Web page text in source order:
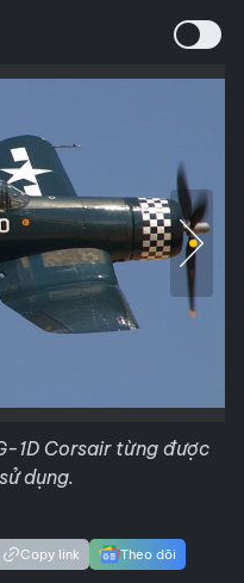
1D Corsair từng được
dụng.
Copy link Theo dõi